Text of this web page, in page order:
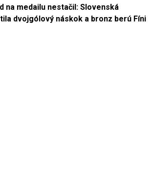
na medailu nestačil: Slovenská
dvojgólový náskok a bronz berú Fíni